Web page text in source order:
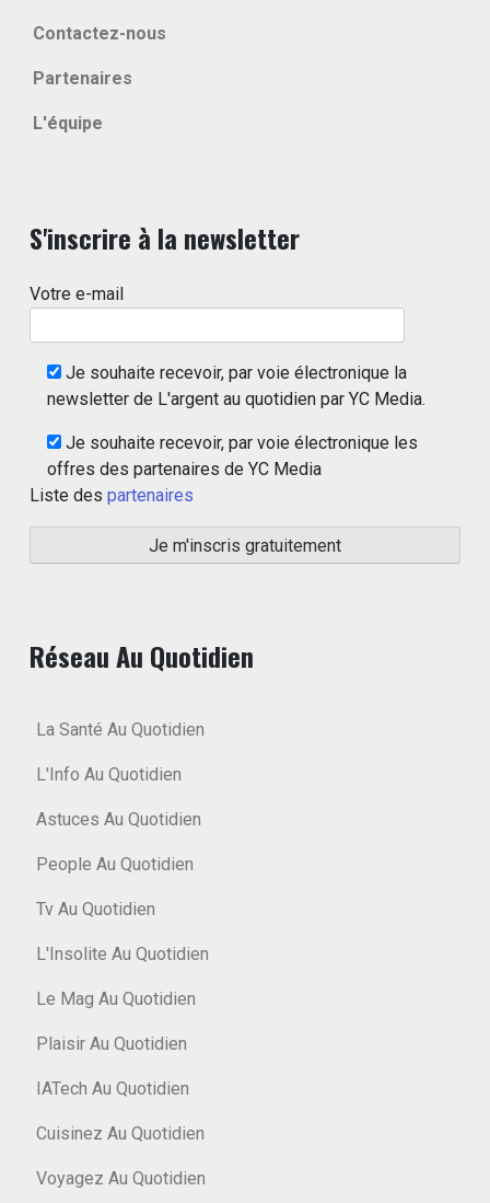
Contactez-nous
Partenaires
L'équipe
S'inscrire à la newsletter
Votre e-mail
Je souhaite recevoir, par voie électronique la
newsletter de L'argent au quotidien par YC Media.
Je souhaite recevoir, par voie électronique les
offres des partenaires de YC Media
Liste des partenaires
Réseau Au Quotidien
La Santé Au Quotidien
L'Info Au Quotidien
Astuces Au Quotidien
People Au Quotidien
Tv Au Quotidien
L'Insolite Au Quotidien
Le Mag Au Quotidien
Plaisir Au Quotidien
IATech Au Quotidien
Cuisinez Au Quotidien
Voyagez Au Quotidien